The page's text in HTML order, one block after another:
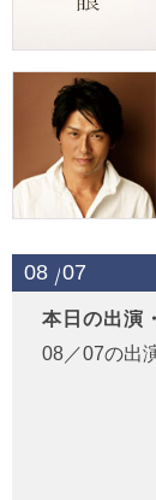
08 07
本日の出演
08／07の出